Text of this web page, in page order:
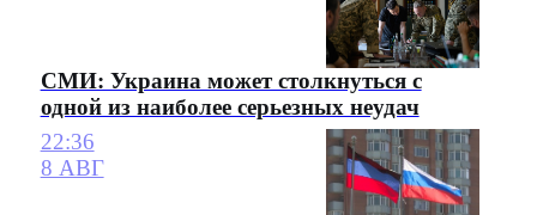
СМИ: Украина может столкнуться с
одной из наиболее серьезных неудач
22:36
8 АВГ